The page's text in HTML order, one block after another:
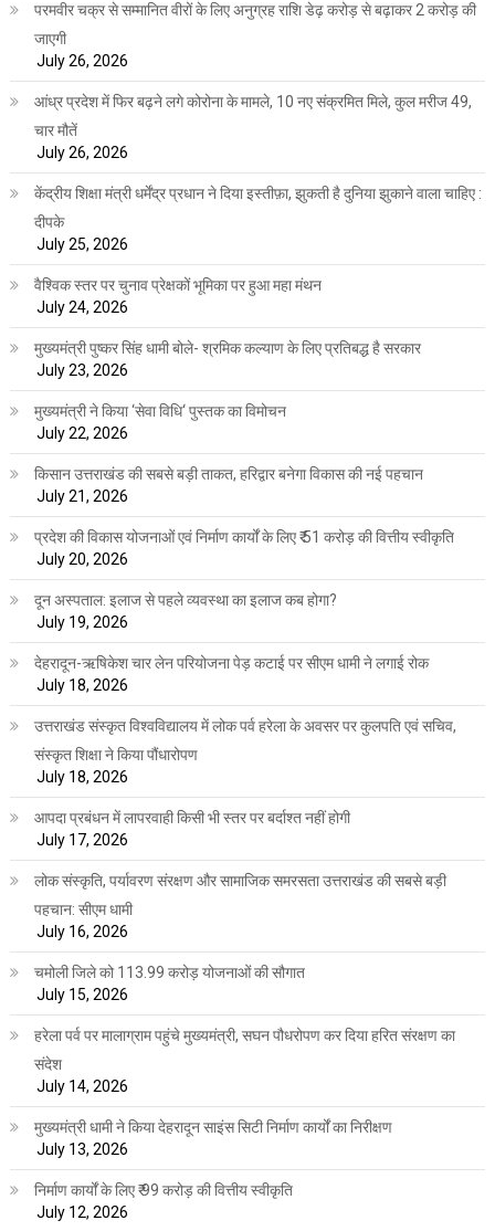
परमवीर चक्र से सम्मानित वीरों के लिए अनुग्रह राशि डेढ़ करोड़ से बढ़ाकर 2 करोड़ की
जाएगी
July 26, 2026
आंध्र प्रदेश में फिर बढ़ने लगे कोरोना के मामले, 10 नए संक्रमित मिले, कुल मरीज 49,
चार मौतें
July 26, 2026
केंद्रीय शिक्षा मंत्री धर्मेंद्र प्रधान ने दिया इस्तीफ़ा, झुकती है दुनिया झुकाने वाला चाहिए :
दीपके
July 25, 2026
वैश्विक स्तर पर चुनाव प्रेक्षकों भूमिका पर हुआ महा मंथन
July 24, 2026
मुख्यमंत्री पुष्कर सिंह धामी बोले- श्रमिक कल्याण के लिए प्रतिबद्ध है सरकार
July 23, 2026
मुख्यमंत्री ने किया ‘सेवा विधि‘ पुस्तक का विमोचन
July 22, 2026
किसान उत्तराखंड की सबसे बड़ी ताकत, हरिद्वार बनेगा विकास की नई पहचान
July 21, 2026
प्रदेश की विकास योजनाओं एवं निर्माण कार्यों के लिए ₹ 51 करोड़ की वित्तीय स्वीकृति
July 20, 2026
दून अस्पताल: इलाज से पहले व्यवस्था का इलाज कब होगा?
July 19, 2026
देहरादून-ऋषिकेश चार लेन परियोजना पेड़ कटाई पर सीएम धामी ने लगाई रोक
July 18, 2026
उत्तराखंड संस्कृत विश्वविद्यालय में लोक पर्व हरेला के अवसर पर कुलपति एवं सचिव,
संस्कृत शिक्षा ने किया पौंधारोपण
July 18, 2026
आपदा प्रबंधन में लापरवाही किसी भी स्तर पर बर्दाश्त नहीं होगी
July 17, 2026
लोक संस्कृति, पर्यावरण संरक्षण और सामाजिक समरसता उत्तराखंड की सबसे बड़ी
पहचान: सीएम धामी
July 16, 2026
चमोली जिले को 113.99 करोड़ योजनाओं की सौगात
July 15, 2026
हरेला पर्व पर मालाग्राम पहुंचे मुख्यमंत्री, सघन पौधरोपण कर दिया हरित संरक्षण का
संदेश
July 14, 2026
मुख्यमंत्री धामी ने किया देहरादून साइंस सिटी निर्माण कार्यों का निरीक्षण
July 13, 2026
निर्माण कार्यों के लिए ₹ 99 करोड़ की वित्तीय स्वीकृति
July 12, 2026